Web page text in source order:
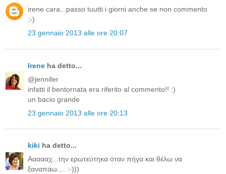
irene cara...passo tuutti i giorni anche se non commento
;-)
23 gennaio 2013 alle ore 20:07
Irene ha detto...
@jennifer
infatti il bentornata era riferito al commento!! :)
un bacio grande
23 gennaio 2013 alle ore 20:13
kiki ha detto...
Αααααχ...την ερωτεύτηκα όταν πήγα και θέλω να
ξαναπάω.... :-)))